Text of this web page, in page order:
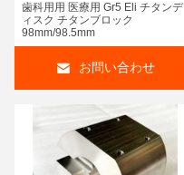
歯科用用 医療用 Gr5 Eli チタンデ
ィスク チタンブロック
98mm/98.5mm
お問い合わせ